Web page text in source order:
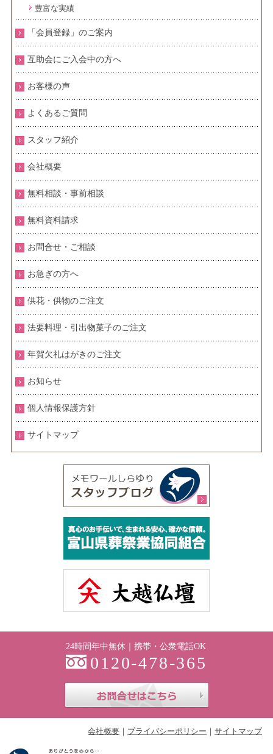
豊富な実績
「会員登録」のご案内
互助会にご入会中の方へ
お客様の声
よくあるご質問
スタッフ紹介
会社概要
無料相談・事前相談
無料資料請求
お問合せ・ご相談
お急ぎの方へ
供花・供物のご注文
法要料理・引出物菓子のご注文
年賀欠礼はがきのご注文
お知らせ
個人情報保護方針
サイトマップ
24時間年中無休｜携帯・公衆電話OK
0120-478-365
会社概要 プライバシーポリシー サイトマップ